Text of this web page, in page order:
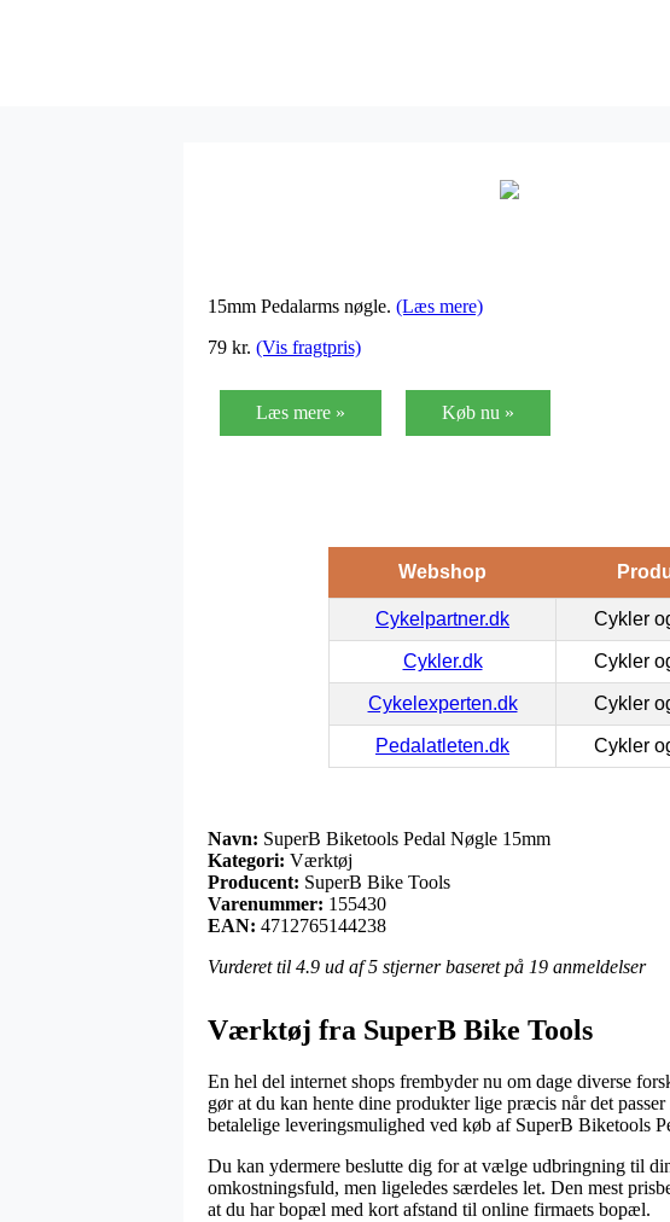
15mm Pedalarms nøgle. (Læs mere)
79 kr. (Vis fragtpris)
Læs mere » Køb nu »
Webshop
Cykelpartner.dk Cykler
Cykler.dk Cykler
Cykelexperten.dk Cykler
Pedalatleten.dk Cykler
Navn: SuperB Biketools Pedal Nøgle 15mm
Kategori: Værktøj
Producent: SuperB Bike Tools
Varenummer: 155430
EAN: 4712765144238
Vurderet til 4.9 ud af 5 stjerner baseret på 19 anmeldelser
Værktøj fra SuperB Bike Tools
En hel del internet shops frembyder nu om dage diverse
gør at du kan hente dine produkter lige præcis når det
betalelige leveringsmulighed ved køb af SuperB Biketools
Du kan ydermere beslutte dig for at vælge udbringning til
omkostningsfuld, men ligeledes særdeles let. Den mest
at du har bopæl med kort afstand til online firmaets bopæl.